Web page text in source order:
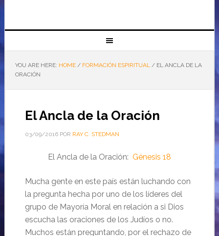
YOU ARE HERE: HOME / FORMACIÓN ESPIRITUAL /EL ANCLA DE LA
ORACIÓN
El Ancla de la Oración
03/09/2016POR RAY C. STEDMAN
El Ancla de la Oración: Génesis 18
Mucha gente en este país están luchando con
la pregunta hecha por uno de los líderes del
grupo de Mayoría Moral en relación a si Dios
escucha las oraciones de los Judíos o no.
Muchos están preguntando, por el rechazo de